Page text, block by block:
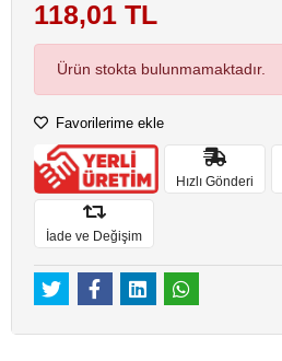
118,01 TL
Ürün stokta bulunmamaktadır.
Favorilerime ekle
Hızlı Gönderi
İade ve Değişim